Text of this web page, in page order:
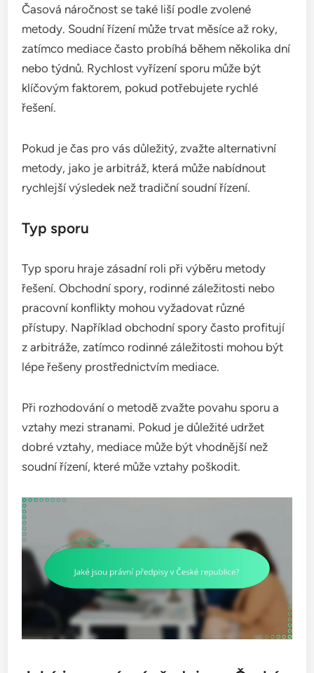
Časová náročnost se také liší podle zvolené
metody. Soudní řízení může trvat měsíce až roky,
zatímco mediace často probíhá během několika dní
nebo týdnů. Rychlost vyřízení sporu může být
klíčovým faktorem, pokud potřebujete rychlé
řešení.
Pokud je čas pro vás důležitý, zvažte alternativní
metody, jako je arbitráž, která může nabídnout
rychlejší výsledek než tradiční soudní řízení.
Typ sporu
Typ sporu hraje zásadní roli při výběru metody
řešení. Obchodní spory, rodinné záležitosti nebo
pracovní konflikty mohou vyžadovat různé
přístupy. Například obchodní spory často profitují
z arbitráže, zatímco rodinné záležitosti mohou být
lépe řešeny prostřednictvím mediace.
Při rozhodování o metodě zvažte povahu sporu a
vztahy mezi stranami. Pokud je důležité udržet
dobré vztahy, mediace může být vhodnější než
soudní řízení, které může vztahy poškodit.